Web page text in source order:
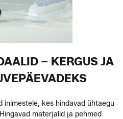
– KERGUS JA
inimestele, kes hindavad ühtaegu
materjalid ja pehmed